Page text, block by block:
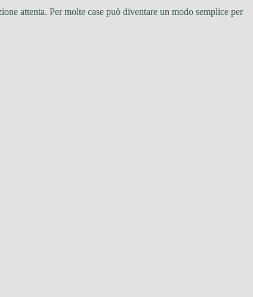
attenta. Per molte case può diventare un modo semplice per